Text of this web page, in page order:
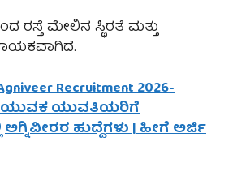
ರಸ್ತೆ ಮೇಲಿನ ಸ್ಥಿರತೆ ಮತ್ತು
Recruitment 2026-
ಯುವಕ ಯುವತಿಯರಿಗೆ
ಹುದ್ದೆಗಳು | ಹೀಗೆ ಅರ್ಜಿ